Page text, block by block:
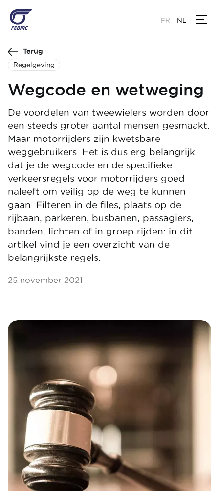
naar
de
inhoud
gaan
FR NL
Terug
Regelgeving
Wegcode en wetweging
De voordelen van tweewielers worden door
een steeds groter aantal mensen gesmaakt.
Maar motorrijders zijn kwetsbare
weggebruikers. Het is dus erg belangrijk
dat je de wegcode en de specifieke
verkeersregels voor motorrijders goed
naleeft om veilig op de weg te kunnen
gaan. Filteren in de files, plaats op de
rijbaan, parkeren, busbanen, passagiers,
banden, lichten of in groep rijden: in dit
artikel vind je een overzicht van de
belangrijkste regels.
25 november 2021